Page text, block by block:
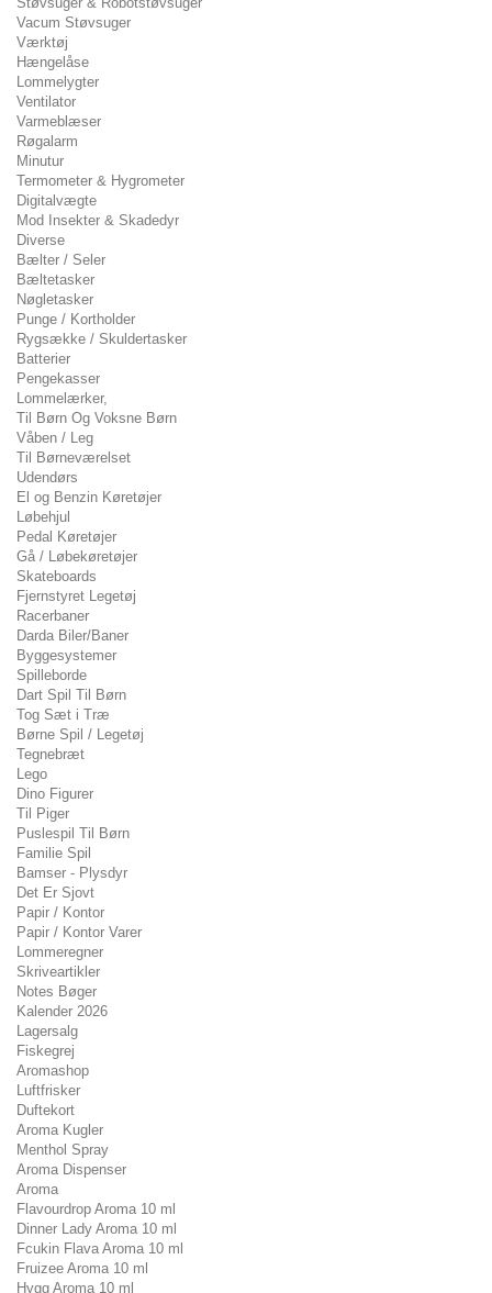
Vacum Støvsuger
Værktøj
Hængelåse
Lommelygter
Ventilator
Varmeblæser
Røgalarm
Minutur
Termometer & Hygrometer
Digitalvægte
Mod Insekter & Skadedyr
Diverse
Bælter / Seler
Bæltetasker
Nøgletasker
Punge / Kortholder
Rygsække / Skuldertasker
Batterier
Pengekasser
Lommelærker,
Til Børn Og Voksne Børn
Våben / Leg
Til Børneværelset
Udendørs
El og Benzin Køretøjer
Løbehjul
Pedal Køretøjer
Gå / Løbekøretøjer
Skateboards
Fjernstyret Legetøj
Racerbaner
Darda Biler/Baner
Byggesystemer
Spilleborde
Dart Spil Til Børn
Tog Sæt i Træ
Børne Spil / Legetøj
Tegnebræt
Lego
Dino Figurer
Til Piger
Puslespil Til Børn
Familie Spil
Bamser - Plysdyr
Det Er Sjovt
Papir / Kontor
Papir / Kontor Varer
Lommeregner
Skriveartikler
Notes Bøger
Kalender 2026
Lagersalg
Fiskegrej
Aromashop
Luftfrisker
Duftekort
Aroma Kugler
Menthol Spray
Aroma Dispenser
Aroma
Flavourdrop Aroma 10 ml
Dinner Lady Aroma 10 ml
Fcukin Flava Aroma 10 ml
Fruizee Aroma 10 ml
Hygg Aroma 10 ml